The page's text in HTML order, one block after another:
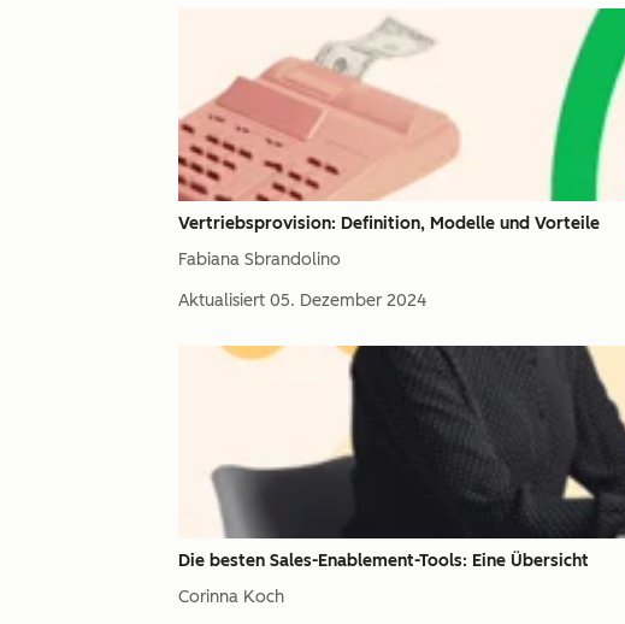
Vertriebsprovision: Definition, Modelle und Vorteile
Fabiana Sbrandolino
Aktualisiert 05. Dezember 2024
Die besten Sales-Enablement-Tools: Eine Übersicht
Corinna Koch